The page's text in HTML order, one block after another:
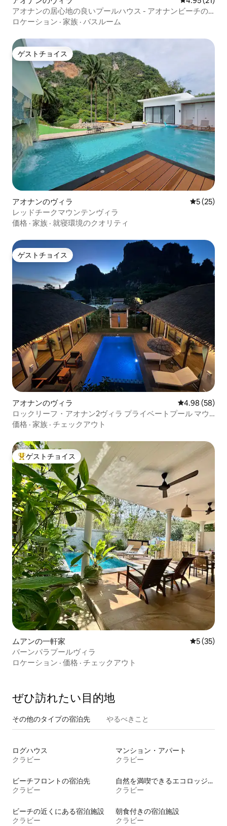
アオナンの居心地の良いプールハウス - アオナンビーチの
近く
ロケーション · 家族 · バスルーム
ゲストチョイス
ゲストチョイス
アオナンのヴィラ レビュー
5 (25)
レッドチークマウンテンヴィラ
価格 · 家族 · 就寝環境のクオリティ
ゲストチョイス
ゲストチョイス
アオナンのヴィラ レビュー58
4.98 (58)
ロックリーフ・アオナン2ヴィラ プライベートプール マウ
ントビュー
価格 · 家族 · チェックアウト
大好評のゲストチョイスです。
ゲストチョイス
ムアンの一軒家 レビュー
5 (35)
バーンパラプールヴィラ
ロケーション · 価格 · チェックアウト
ぜひ訪⁠れ⁠た⁠い目⁠的⁠地
その他のタ⁠イ⁠プ⁠の宿⁠泊⁠先 やるべきこと
ログハウス
クラビー
マンション・アパート
クラビー
ビーチフロントの宿泊先
クラビー
自然を満喫できるエコロッジの宿泊施設
クラビー
ビーチの近くにある宿泊施設
クラビー
朝食付きの宿泊施設
クラビー